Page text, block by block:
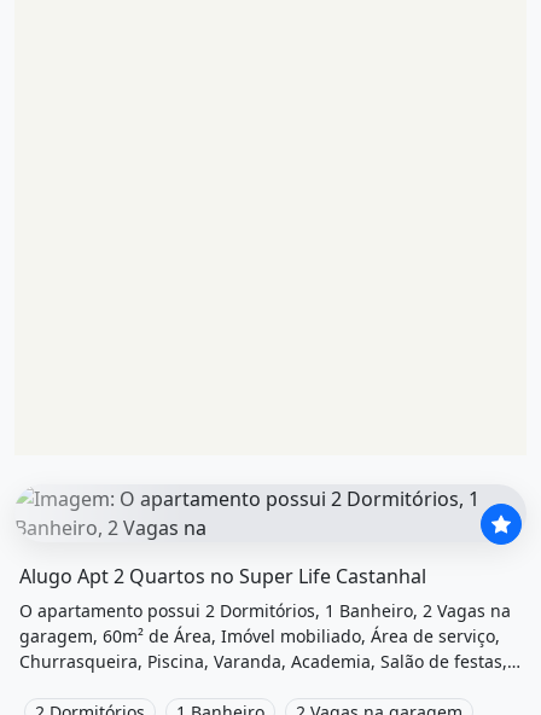
Alugo Apt 2 Quartos no Super Life Castanhal
O apartamento possui 2 Dormitórios, 1 Banheiro, 2 Vagas na
garagem, 60m² de Área, Imóvel mobiliado, Área de serviço,
Churrasqueira, Piscina, Varanda, Academia, Salão de festas,